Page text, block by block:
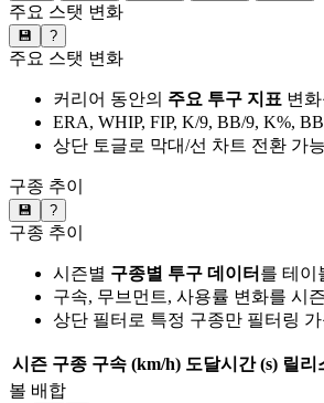
주요 스탯 변화
💾 ?
주요 스탯 변화
커리어 동안의 주요 투구 지표 변
ERA, WHIP, FIP, K/9, BB/9, K%,
상단 토글로 막대/선 차트 전환 가능
구종 추이
💾 ?
구종 추이
시즌별 구종별 투구 데이터 를 테이
구속, 무브먼트, 사용률 변화를 시
상단 필터로 특정 구종만 필터링 가
시즌 구종 구속 (km/h) 도달시간 (s) 릴리
볼 배합